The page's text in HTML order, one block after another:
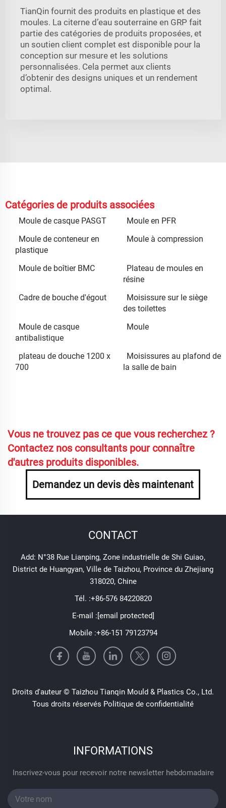
TianQin fournit des produits en plastique et des
moules. La citerne d’eau souterraine en GRP fait
partie des catégories de produits proposées, et
un soutien client complet est disponible pour la
conception sur mesure et les solutions
personnalisées. Cela permet aux clients
d’obtenir des designs uniques et un rendement
optimal.
Catégories de produits associées
Moule de casque PASGT
Moule en PFR
Moule de conteneur en
plastique
Moule à compression
Moule de boîtier BMC
Plateau de moules en
résine
Cadre de bouche d'égout
Moisissure sur le siège
des toilettes
Moule de casque
antibalistique
Moule
plateau de douche 1200 x
700
Moisissures au plafond de
la salle de bain
Vous ne trouvez pas ce que vous recherchez ?
Contactez nos consultants pour connaître
d'autres produits disponibles.
Demandez un devis dès maintenant
CONTACT
Add: N°38 Rue Lianping, Zone industrielle de Shi Guiao,
District de Huangyan, Ville de Taizhou, Province du Zhejiang
318020, Chine
Tél. :+86-576 84220820
E-mail :[email protected]
Mobile :+86-151 79123794
Droits d'auteur © Taizhou Tianqin Mould & Plastics Co., Ltd.
Tous droits réservés Politique de confidentialité
INFORMATIONS
Inscrivez-vous pour recevoir notre newsletter hebdomadaire